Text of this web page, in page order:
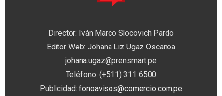
Director: Iván Marco Slocovich Pardo
Editor Web: Johana Liz Ugaz Oscanoa
johana.ugaz@prensmart.pe
Teléfono: (+511) 311 6500
Publicidad:fonoavisos@comercio.com.pe